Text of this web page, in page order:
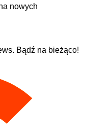
nowych
Bądź na bieżąco!